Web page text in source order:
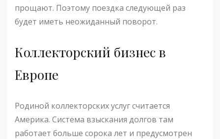
прощают. Поэтому поездка следующей раз
будет иметь неожиданный поворот.
Коллекторский бизнес в
Европе
Родиной коллекторских услуг считается
Америка. Система взыскания долгов там
работает больше сорока лет и предусмотрен